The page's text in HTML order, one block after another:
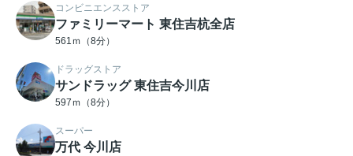
コンビニエンスストア
ファミリーマート 東住吉杭全店
561ｍ（8分）
ドラッグストア
サンドラッグ 東住吉今川店
597ｍ（8分）
スーパー
万代 今川店